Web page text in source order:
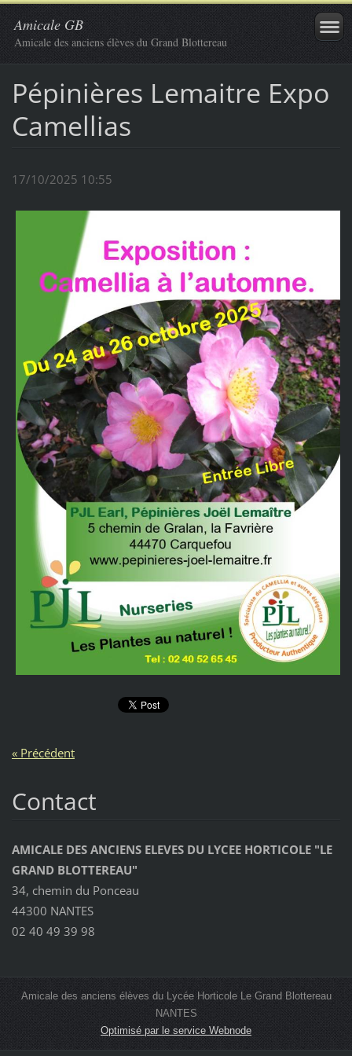
Amicale GB
Amicale des anciens élèves du Grand Blottereau
Pépinières Lemaitre Expo
Camellias
17/10/2025 10:55
« Précédent
Contact
AMICALE DES ANCIENS ELEVES DU LYCEE HORTICOLE "LE
GRAND BLOTTEREAU"
34, chemin du Ponceau
44300 NANTES
02 40 49 39 98
Amicale des anciens élèves du Lycée Horticole Le Grand Blottereau
NANTES
Optimisé par le service Webnode